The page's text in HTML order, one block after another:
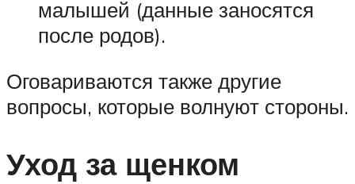
малышей (данные заносятся
после родов).
Оговариваются также другие
вопросы, которые волнуют стороны.
Уход за щенком